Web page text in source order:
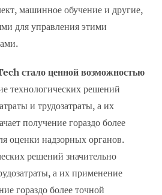
машинное обучение и другие,
для управления этими
стало ценной возможностью
технологических решений
и трудозатраты, а их
получение гораздо более
оценки надзорных органов.
решений значительно
а их применение
гораздо более точной